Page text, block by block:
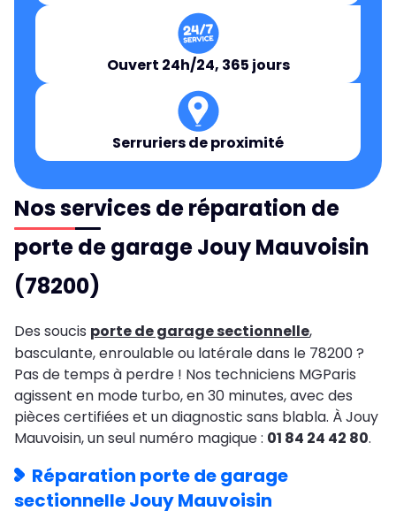
Ouvert 24h/24, 365 jours
Serruriers de proximité
Nos services de réparation de
porte de garage Jouy Mauvoisin
(78200)
Des soucis porte de garage sectionnelle,
basculante, enroulable ou latérale dans le 78200 ?
Pas de temps à perdre ! Nos techniciens MGParis
agissent en mode turbo, en 30 minutes, avec des
pièces certifiées et un diagnostic sans blabla. À Jouy
Mauvoisin, un seul numéro magique : 01 84 24 42 80.
Réparation porte de garage
sectionnelle Jouy Mauvoisin